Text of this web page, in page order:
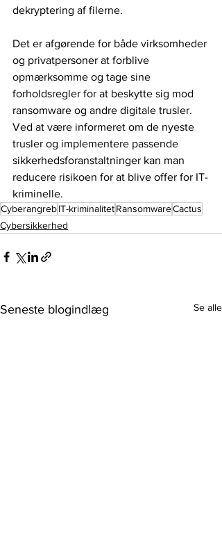
dekryptering af filerne.
Det er afgørende for både virksomheder
og privatpersoner at forblive
opmærksomme og tage sine
forholdsregler for at beskytte sig mod
ransomware og andre digitale trusler.
Ved at være informeret om de nyeste
trusler og implementere passende
sikkerhedsforanstaltninger kan man
reducere risikoen for at blive offer for IT-
kriminelle.
CyberangrebIT-kriminalitetRansomwareCactus
Cybersikkerhed
Seneste blogindlæg Se alle